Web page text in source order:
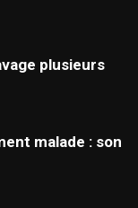
plusieurs
malade : son